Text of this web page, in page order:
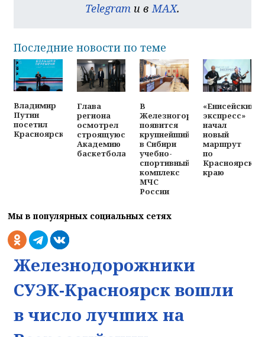
Telegram и в MAX.
Последние новости по теме
Владимир
Путин
посетил
Красноярск
Глава
региона
осмотрел
строящуюся
Академию
баскетбола
В
Железногорске
появится
крупнейший
в Сибири
учебно-
спортивный
комплекс
МЧС
России
«Енисейский
экспресс»
начал
новый
маршрут
по
краю
Мы в популярных социальных сетях
Железнодорожники
СУЭК-Красноярск вошли
в число лучших на